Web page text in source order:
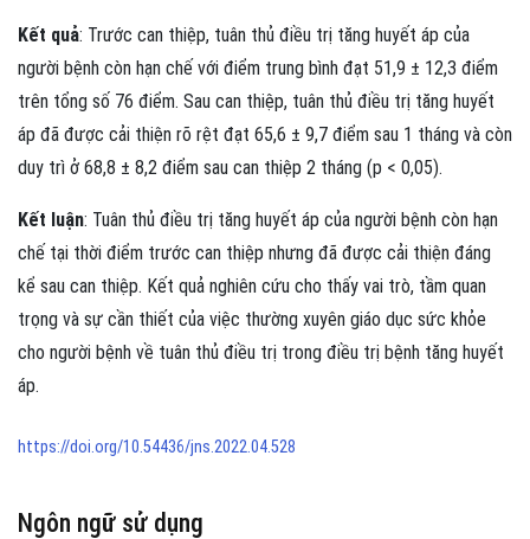
Ngôn ngữ sử dụng
Kết quả: Trước can thiệp, tuân thủ điều trị tăng huyết áp của
người bệnh còn hạn chế với điểm trung bình đạt 51,9 ± 12,3 điểm
trên tổng số 76 điểm. Sau can thiệp, tuân thủ điều trị tăng huyết
áp đã được cải thiện rõ rệt đạt 65,6 ± 9,7 điểm sau 1 tháng và còn
duy trì ở 68,8 ± 8,2 điểm sau can thiệp 2 tháng (p < 0,05).
Kết luận: Tuân thủ điều trị tăng huyết áp của người bệnh còn hạn
chế tại thời điểm trước can thiệp nhưng đã được cải thiện đáng
kể sau can thiệp. Kết quả nghiên cứu cho thấy vai trò, tầm quan
trọng và sự cần thiết của việc thường xuyên giáo dục sức khỏe
cho người bệnh về tuân thủ điều trị trong điều trị bệnh tăng huyết
áp.
https://doi.org/10.54436/jns.2022.04.528